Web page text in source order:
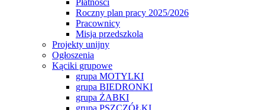
Płatności
Roczny plan pracy 2025/2026
Pracownicy
Misja przedszkola
Projekty unijny
Ogłoszenia
Kąciki grupowe
grupa MOTYLKI
grupa BIEDRONKI
grupa ŻABKI
grupa PSZCZÓŁKI